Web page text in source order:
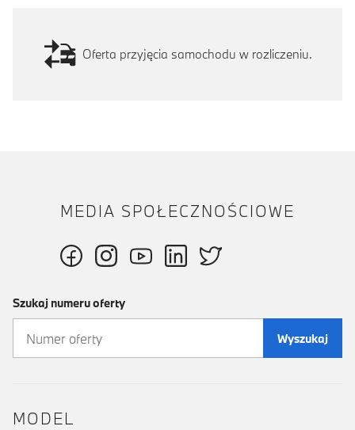
Oferta przyjęcia samochodu w rozliczeniu.
MEDIA SPOŁECZNOŚCIOWE
Szukaj numeru oferty
Wyszukaj
MODEL